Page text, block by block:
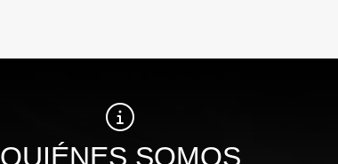
QUIÉNES SOMOS